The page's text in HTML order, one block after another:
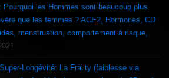
les Hommes sont beaucoup plus
que les femmes ? ACE2, Hormones, CD
menstruation, comportement à risque,